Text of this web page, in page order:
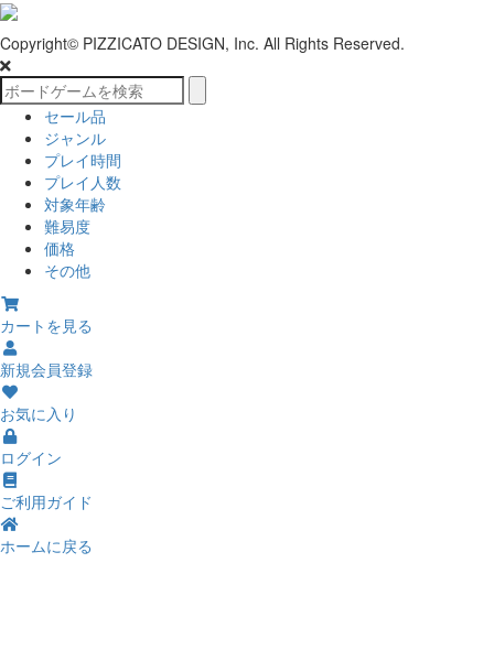
Copyright© PIZZICATO DESIGN, Inc. All Rights Reserved.
セール品
ジャンル
プレイ時間
プレイ人数
対象年齢
難易度
価格
その他
カートを見る
新規会員登録
お気に入り
ログイン
ご利用ガイド
ホームに戻る